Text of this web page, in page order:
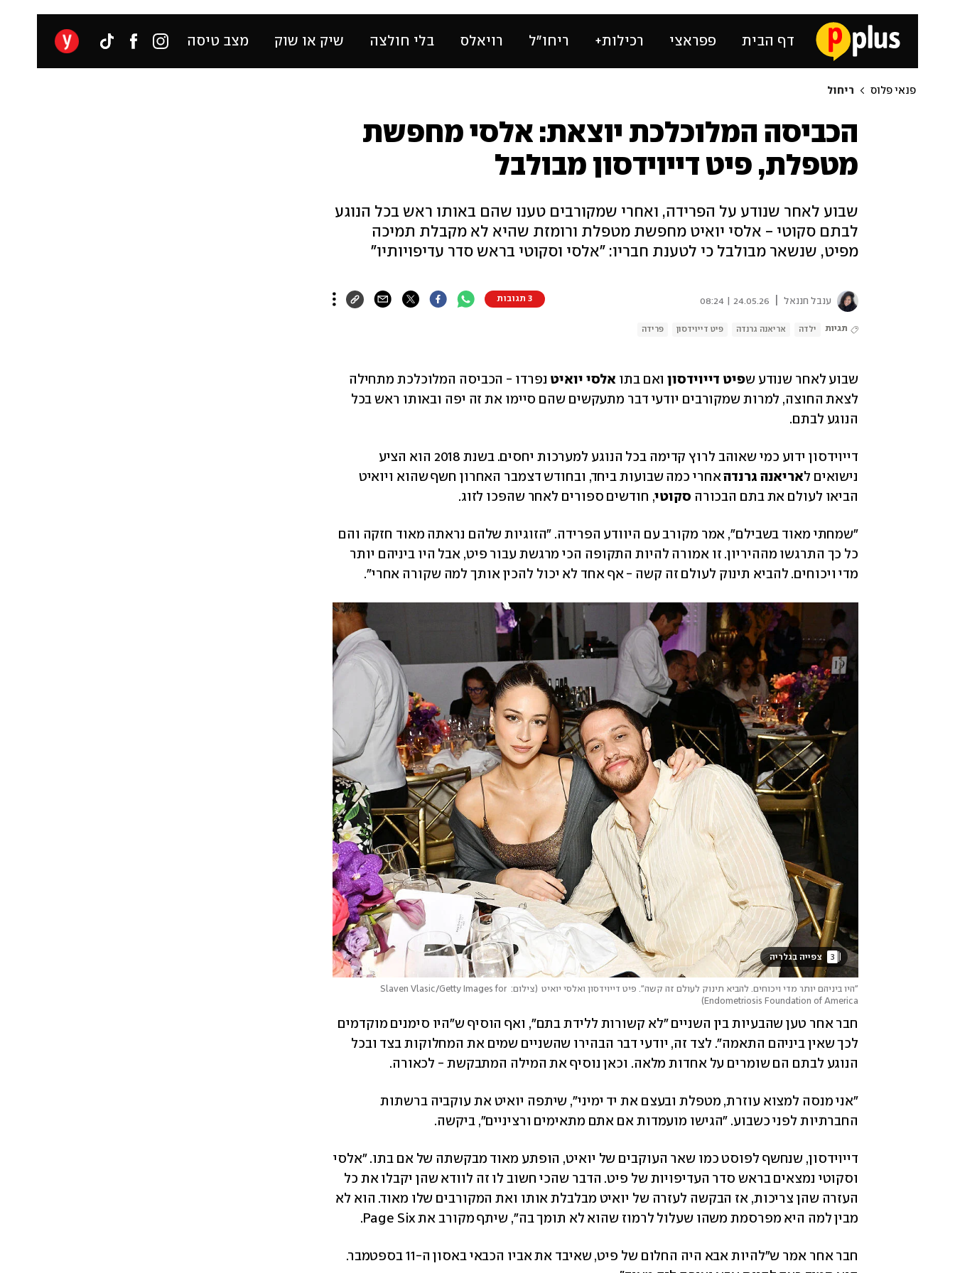
דף הבית פפראצי רכילות+ ריחו״ל רויאלס בלי חולצה שיק או שוק מצב טיסה
פנאי פלוס ריחול
הכביסה המלוכלכת יוצאת: אלסי מחפשת
מטפלת, פיט דייוידסון מבולבל
שבוע לאחר שנודע על הפרידה, ואחרי שמקורבים טענו שהם באותו ראש בכל הנוגע
לבתם סקוטי - אלסי יואיט מחפשת מטפלת ורומזת שהיא לא מקבלת תמיכה
מפיט, שנשאר מבולבל כי לטענת חבריו: "אלסי וסקוטי בראש סדר עדיפויותיו"
ענבל חננאל 24.05.26 | 08:24 3 תגובות
תגיות ילדה אריאנה גרנדה פיט דייוידסון פרידה
שבוע לאחר שנודע שפיט דייוידסון ואם בתו אלסי יואיט
הנוגע לבתם.
נישואים לאריאנה גרנדה
הביאו לעולם את בתם הבכורה סקוטי, חודשים ספורים לאחר שהפכו לזוג.
מדי ויכוחים. להביא תינוק לעולם זה קשה - אף אחד לא יכול להכין אותך למה שקורה אחרי".
3
"היו ביניהם יותר מדי ויכוחים. להביא תינוק לעולם זה קשה". פיט דייוידסון ואלסי יואיט (
צילום: Slaven Vlasic/Getty Images for
Endometriosis Foundation of America
)
הנוגע לבתם הם שומרים על אחדות מלאה. וכאן נוסיף את המילה המתבקשת - לכאורה.
"אני מנסה למצוא עוזרת, מטפלת ובעצם את יד ימיני", שיתפה יואיט את עוקביה ברשתות
החברתיות לפני כשבוע. "הגישו מועמדות אם אתם מתאימים ורציניים", ביקשה.
דייוידסון, שנחשף לפוסט כמו שאר העוקבים של יואיט, הופתע מאוד מבקשתה של אם בתו. "אלסי
מבין למה היא מפרסמת משהו שעלול לרמוז שהוא לא תומך בה", שיתף מקורב את Page Six.